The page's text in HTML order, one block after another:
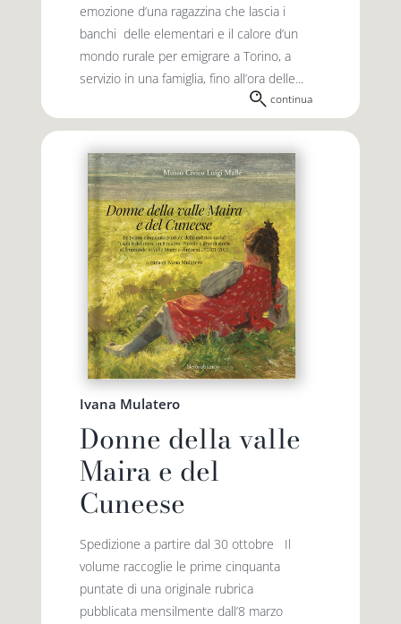
emozione d’una ragazzina che lascia i
banchi delle elementari e il calore d’un
mondo rurale per emigrare a Torino, a
servizio in una famiglia, fino all’ora delle...
continua
Ivana Mulatero
Donne della valle
Maira e del
Cuneese
Spedizione a partire dal 30 ottobre Il
volume raccoglie le prime cinquanta
puntate di una originale rubrica
pubblicata mensilmente dall’8 marzo